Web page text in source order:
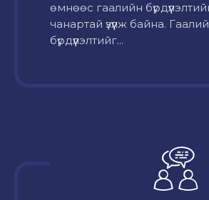
өмнөөс гаалийн
чанартай үзүүлж байна.
бүрдүүлэлтийг...